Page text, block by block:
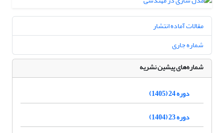
مقالات آماده انتشار
شماره جاری
شماره‌های پیشین نشریه
دوره 24 (1405)
دوره 23 (1404)